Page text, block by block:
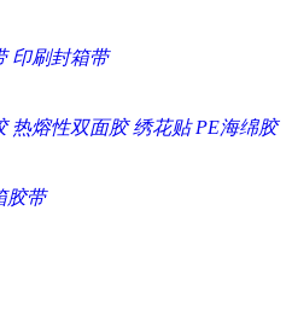
印刷封箱带
热熔性双面胶 绣花贴 PE海绵胶
胶带